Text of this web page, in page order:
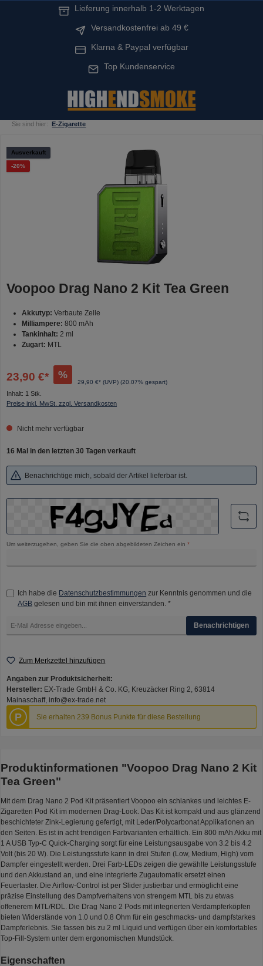
Lieferung innerhalb 1-2 Werktagen
Versandkostenfrei ab 49 €
Klarna & Paypal verfügbar
Top Kundenservice
Sie sind hier: E-Zigarette
Bildergalerie überspringen
Ausverkauft
-20%Rabatt
Voopoo Drag Nano 2 Kit Tea Green
Akkutyp: Verbaute Zelle
Milliampere: 800 mAh
Tankinhalt: 2 ml
Zugart: MTL
23,90 €* %
29,90 €* (UVP) (20.07% gespart)
Inhalt: 1 Stk.
Preise inkl. MwSt. zzgl. Versandkosten
Nicht mehr verfügbar
16 Mal in den letzten 30 Tagen verkauft
Benachrichtige mich, sobald der Artikel lieferbar ist.
Um weiterzugehen, geben Sie die oben abgebildeten Zeichen ein *
Ich habe die Datenschutzbestimmungen zur Kenntnis genommen und die
AGB gelesen und bin mit ihnen einverstanden. *
Benachrichtigen
Zum Merkzettel hinzufügen
Angaben zur Produktsicherheit:
Hersteller: EX-Trade GmbH & Co. KG, Kreuzäcker Ring 2, 63814
Mainaschaff, info@ex-trade.net
P Sie erhalten 239 Bonus Punkte für diese Bestellung
Produktinformationen "Voopoo Drag Nano 2 Kit
Tea Green"
Mit dem Drag Nano 2 Pod Kit präsentiert Voopoo ein schlankes und leichtes E-
Zigaretten Pod Kit im modernen Drag-Look. Das Kit ist kompakt und aus glänzend
beschichteter Zink-Legierung gefertigt, mit Leder/Polycarbonat Applikationen an
den Seiten. Es ist in acht trendigen Farbvarianten erhältlich. Ein 800 mAh Akku mit
1 A USB Typ-C Quick-Charging sorgt für eine Leistungsausgabe von 3.2 bis 4.2
Volt (bis 20 W). Die Leistungsstufe kann in drei Stufen (Low, Medium, High) vom
Dampfer eingestellt werden. Drei Farb-LEDs zeigen die gewählte Leistungsstufe
und den Akkustand an, und eine integrierte Zugautomatik ersetzt einen
Feuertaster. Die Airflow-Control ist per Slider justierbar und ermöglicht eine
präzise Einstellung des Dampfverhaltens von strengem MTL bis zu etwas
offenerem MTL/RDL. Die Drag Nano 2 Pods mit integrierten Verdampferköpfen
bieten Widerstände von 1.0 und 0.8 Ohm für ein geschmacks- und dampfstarkes
Dampferlebnis. Sie fassen bis zu 2 ml Liquid und verfügen über ein komfortables
Top-Fill-System unter dem ergonomischen Mundstück.
Eigenschaften